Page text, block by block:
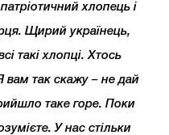
хлопець і
Щирий українець,
такі хлопці. Хтось
вам так скажу – не дай
таке горе. Поки
У нас стільки